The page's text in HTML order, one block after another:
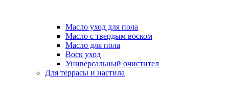
Масло уход для пола
Масло с твердым воском
Масло для пола
Воск уход
Универсальный очистител
Для террасы и настила